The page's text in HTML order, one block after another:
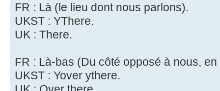
FR : Là (le lieu dont nous parlons).
UKST : YThere.
UK : There.
FR : Là-bas (Du côté opposé à nous,
UKST : Yover ythere.